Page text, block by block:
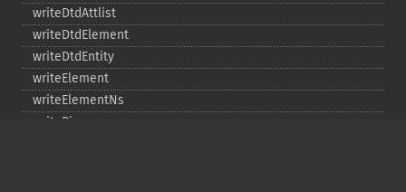
writeDtdAttlist
writeDtdElement
writeDtdEntity
writeElement
writeElementNs
writePi